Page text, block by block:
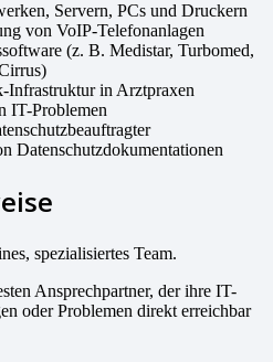
Servern, PCs und Druckern
von VoIP-Telefonanlagen
(z. B. Medistar, Turbomed,
Infrastruktur in Arztpraxen
IT-Problemen
Datenschutzdokumentationen
spezialisiertes Team.
Ansprechpartner, der ihre IT-
oder Problemen direkt erreichbar